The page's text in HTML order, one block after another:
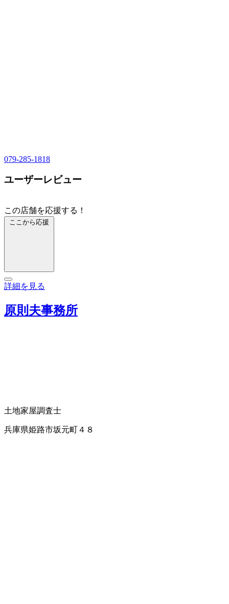
079-285-1818
ユーザーレビュー
この店舗を応援する！
ここから応援
詳細を見る
原則夫事務所
土地家屋調査士
兵庫県姫路市坂元町４８